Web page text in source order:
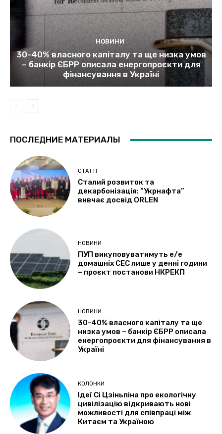
НОВИНИ
30-40% власного капіталу та ще низка умов
– банкір ЄБРР описала енергопроєкти для
фінансування в Україні
ПОСЛЕДНИЕ МАТЕРИАЛЫ
СТАТТІ
Сталий розвиток та
декарбонізація: “Укрнафта”
вивчає досвід ORLEN
НОВИНИ
ПУП викуповуватимуть е/е
домашніх СЕС лише у денні години
– проєкт постанови НКРЕКП
НОВИНИ
30-40% власного капіталу та ще
низка умов – банкір ЄБРР описала
енергопроєкти для фінансування в
Україні
КОЛОНКИ
Ідеї Сі Цзіньпіна про екологічну
цивілізацію відкривають нові
можливості для співпраці між
Китаєм та Україною